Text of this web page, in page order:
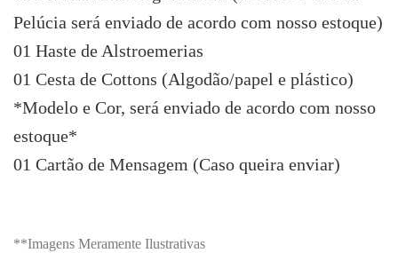
Pelúcia será enviado de acordo com nosso estoque)
01 Haste de Alstroemerias
01 Cesta de Cottons (Algodão/papel e plástico)
*Modelo e Cor, será enviado de acordo com nosso
estoque*
01 Cartão de Mensagem (Caso queira enviar)
**Imagens Meramente Ilustrativas